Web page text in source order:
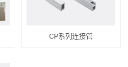
CP系列连接管